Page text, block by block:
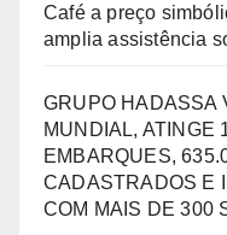
Café a preço
amplia assistência
GRUPO HADASSA
MUNDIAL, ATINGE
EMBARQUES,
CADASTRADOS E
COM MAIS DE 300